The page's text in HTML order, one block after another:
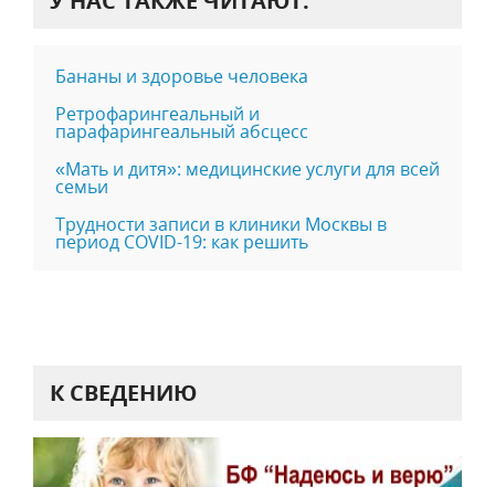
Бананы и здоровье человека
Ретрофарингеальный и
парафарингеальный абсцесс
«Мать и дитя»: медицинские услуги для всей
семьи
Трудности записи в клиники Москвы в
период COVID-19: как решить
К СВЕДЕНИЮ